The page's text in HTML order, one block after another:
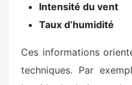
Intensité du vent
Taux d’humidité
Ces informations
techniques. Par